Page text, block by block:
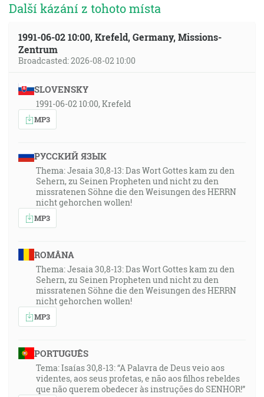
Další kázání z tohoto místa
1991-06-02 10:00, Krefeld, Germany, Missions-
Zentrum
Broadcasted: 2026-08-02 10:00
SLOVENSKY
1991-06-02 10:00, Krefeld
MP3
РУССКИЙ ЯЗЫК
Thema: Jesaia 30,8-13: Das Wort Gottes kam zu den
Sehern, zu Seinen Propheten und nicht zu den
missratenen Söhne die den Weisungen des HERRN
nicht gehorchen wollen!
MP3
ROMÂNA
Thema: Jesaia 30,8-13: Das Wort Gottes kam zu den
Sehern, zu Seinen Propheten und nicht zu den
missratenen Söhne die den Weisungen des HERRN
nicht gehorchen wollen!
MP3
PORTUGUÊS
Tema: Isaías 30,8-13: “A Palavra de Deus veio aos
videntes, aos seus profetas, e não aos filhos rebeldes
que não querem obedecer às instruções do SENHOR!”